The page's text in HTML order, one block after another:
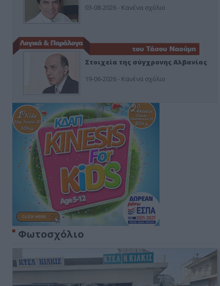
03-08-2026 - Κανένα σχόλιο
Στοιχεία της σύγχρονης Αλβανίας
19-06-2026 - Κανένα σχόλιο
Φωτοσχόλιο